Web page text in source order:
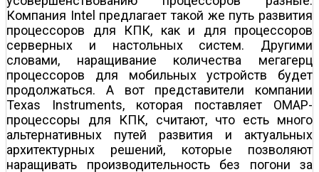
Компания Intel предлагает такой же путь развития
процессоров для КПК, как и для процессоров
серверных и настольных систем. Другими
словами, наращивание количества мегагерц
процессоров для мобильных устройств будет
продолжаться. А вот представители компании
Texas Instruments, которая поставляет OMAP-
процессоры для КПК, считают, что есть много
альтернативных путей развития и актуальных
архитектурных решений, которые позволяют
наращивать производительность без погони за